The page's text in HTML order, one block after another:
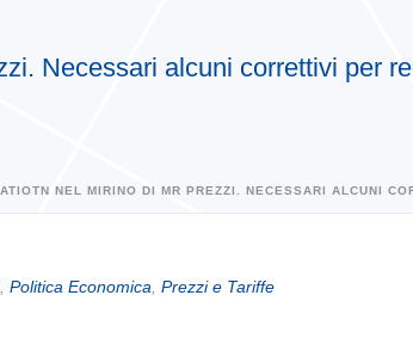
Necessari alcuni correttivi per
NEL MIRINO DI MR PREZZI. NECESSARI ALCUNI
Politica Economica Prezzi e Tariffe